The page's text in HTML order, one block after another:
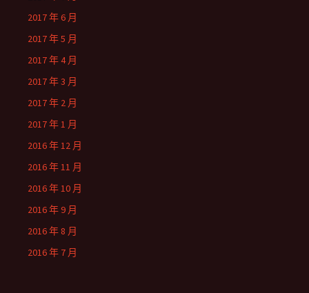
2017 年 6 月
2017 年 5 月
2017 年 4 月
2017 年 3 月
2017 年 2 月
2017 年 1 月
2016 年 12 月
2016 年 11 月
2016 年 10 月
2016 年 9 月
2016 年 8 月
2016 年 7 月